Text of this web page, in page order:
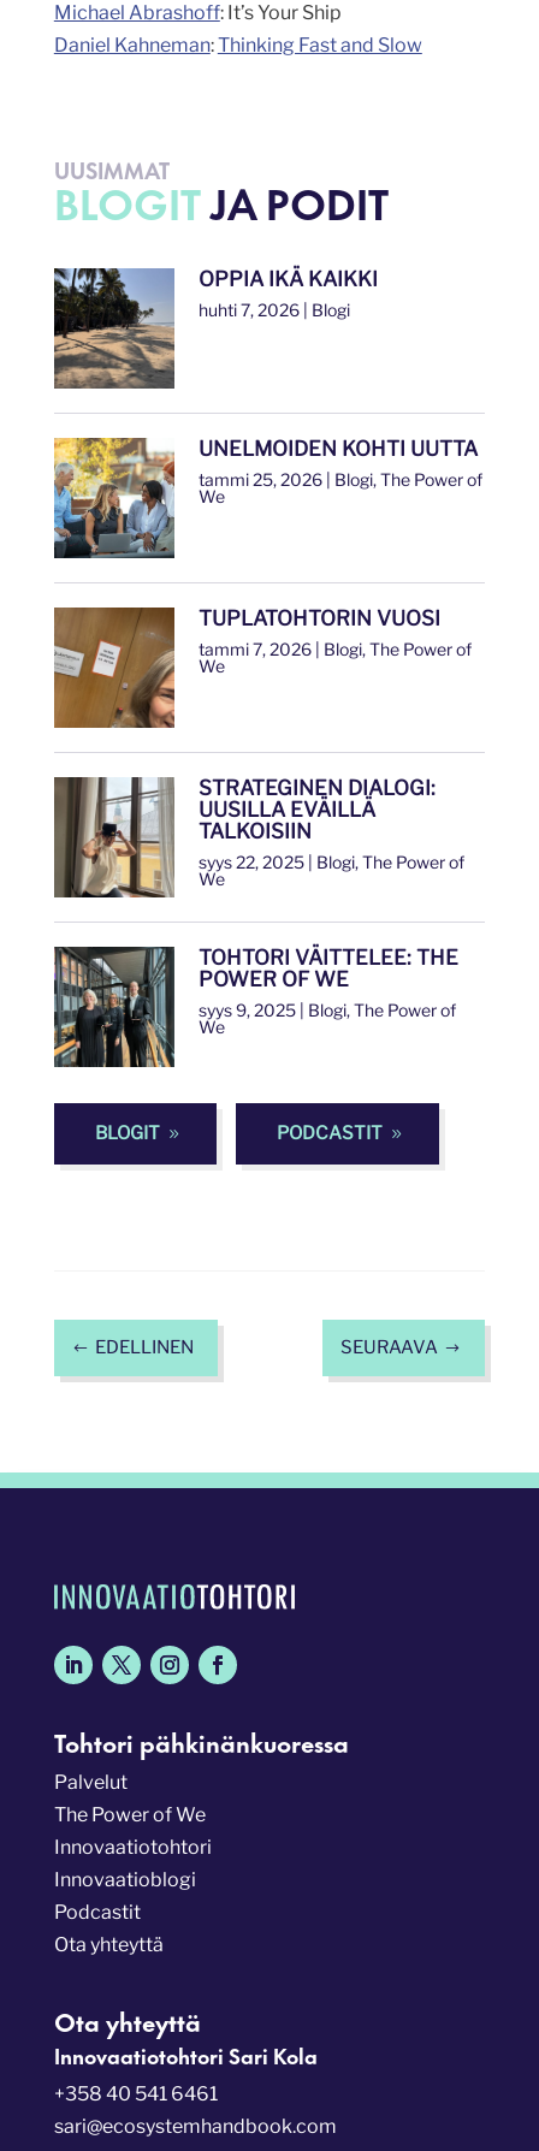
Michael Abrashoff: It’s Your Ship
Daniel Kahneman:Thinking Fast and Slow
UUSIMMAT
BLOGITJA PODIT
OPPIA IKÄ KAIKKI
huhti 7, 2026| Blogi
UNELMOIDEN KOHTI UUTTA
tammi 25, 2026| Blogi,The Power of
We
TUPLATOHTORIN VUOSI
tammi 7, 2026| Blogi,The Power of
We
STRATEGINEN DIALOGI:
UUSILLA EVÄILLÄ
TALKOISIIN
syys 22, 2025| Blogi,The Power of
We
TOHTORI VÄITTELEE: THE
POWER OF WE
syys 9, 2025| Blogi,The Power of
We
BLOGIT PODCASTIT
# EDELLINEN SEURAAVA $
Tohtori pähkinänkuoressa
Palvelut
The Power of We
Innovaatiotohtori
Innovaatioblogi
Podcastit
Ota yhteyttä
Ota yhteyttä
Innovaatiotohtori Sari Kola
+358 40 541 6461
sari@ecosystemhandbook.com